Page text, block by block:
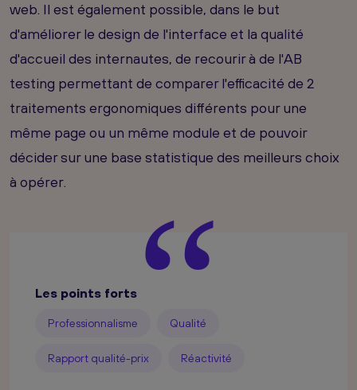
web. Il est également possible, dans le but
d'améliorer le design de l'interface et la qualité
d'accueil des internautes, de recourir à de l'AB
testing permettant de comparer l'efficacité de 2
traitements ergonomiques différents pour une
même page ou un même module et de pouvoir
décider sur une base statistique des meilleurs choix
à opérer.
“
Les points forts
Professionnalisme Qualité
Rapport qualité-prix Réactivité